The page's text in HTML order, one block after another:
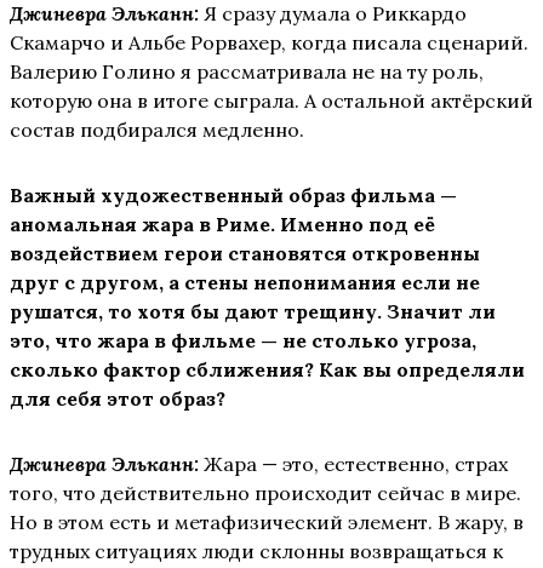
Джиневра Эльканн: Я сразу думала о Риккардо
Скамарчо и Альбе Рорвахер, когда писала сценарий.
Валерию Голино я рассматривала не на ту роль,
которую она в итоге сыграла. А остальной актёрский
состав подбирался медленно.
Важный художественный образ фильма —
аномальная жара в Риме. Именно под её
воздействием герои становятся откровенны
друг с другом, а стены непонимания если не
рушатся, то хотя бы дают трещину. Значит ли
это, что жара в фильме — не столько угроза,
сколько фактор сближения? Как вы определяли
для себя этот образ?
Джиневра Эльканн: Жара — это, естественно, страх
того, что действительно происходит сейчас в мире.
Но в этом есть и метафизический элемент. В жару, в
трудных ситуациях люди склонны возвращаться к